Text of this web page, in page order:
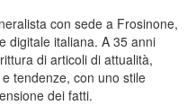
con sede a Frosinone,
digitale italiana. A 35 anni
di articoli di attualità,
tendenze, con uno stile
dei fatti.